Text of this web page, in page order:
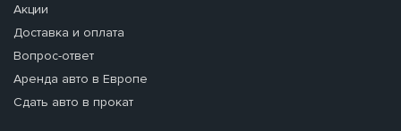
Акции
Доставка и оплата
Вопрос-ответ
Аренда авто в Европе
Сдать авто в прокат